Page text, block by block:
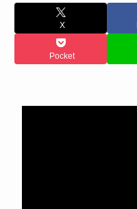
X
Pocket